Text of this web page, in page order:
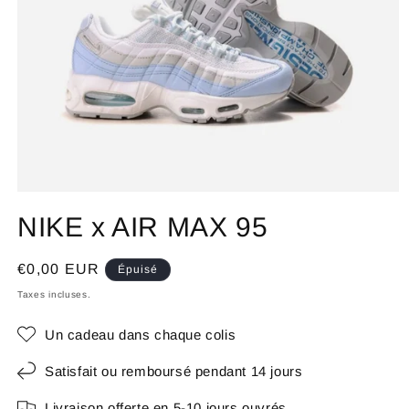
NIKE x AIR MAX 95
Prix
habituel
€0,00 EUR Épuisé
Taxes incluses.
Un cadeau dans chaque colis
Satisfait ou remboursé pendant 14 jours